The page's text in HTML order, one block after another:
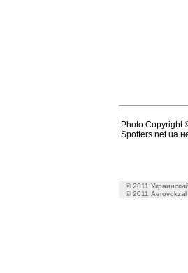
Photo Copyright
Spotters.net.ua
© 2011
© 2011 Aerovokzal